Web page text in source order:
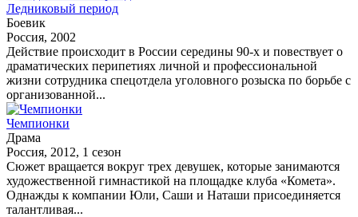
Ледниковый период
Боевик
Россия, 2002
Действие происходит в России середины 90-х и повествует о
драматических перипетиях личной и профессиональной
жизни сотрудника спецотдела уголовного розыска по борьбе с
организованной...
Чемпионки
Драма
Россия, 2012, 1 сезон
Сюжет вращается вокруг трех девушек, которые занимаются
художественной гимнастикой на площадке клуба «Комета».
Однажды к компании Юли, Саши и Наташи присоединяется
талантливая...